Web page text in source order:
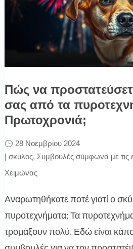
Πώς να
σας από τα
Πρωτοχρονιά;
28 Νοεμβρίου 2024
| σκύλος, Συμβουλές σύμφωνα με τις
Χειμώνας
Αναρωτηθήκατε ποτέ γιατί ο
πυροτεχνήματα; Τα
τρομάξουν πολύ. Εδώ είναι